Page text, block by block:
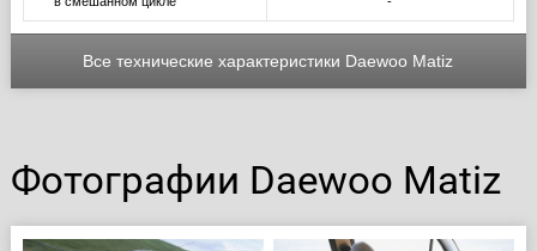
Все технические характеристики Daewoo Matiz
Фотографии Daewoo Matiz